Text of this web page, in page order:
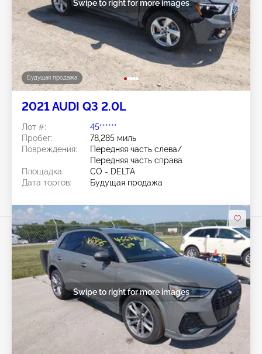
Будущая продажа
Swipe to right for more images
2021 AUDI Q3 2.0L
Лот #:
45******
Пробег:
78,285 миль
Повреждения:
Передняя часть слева/
Передняя часть справа
Площадка:
CO - DELTA
Дата торгов:
Будущая продажа
Swipe to right for more images